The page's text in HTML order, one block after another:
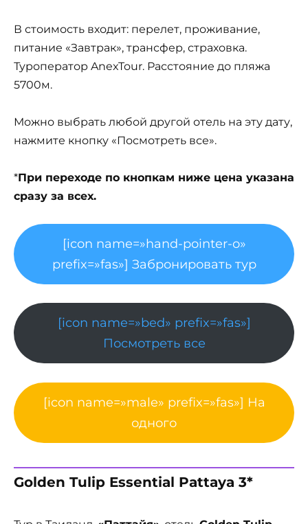
В стоимость входит: перелет, проживание,
питание «Завтрак», трансфер, страховка.
Туроператор AnexTour. Расстояние до пляжа
5700м.
Можно выбрать любой другой отель на эту дату,
нажмите кнопку «Посмотреть все».
*При переходе по кнопкам ниже цена указана
сразу за всех.
[icon name=»hand-pointer-o»
prefix=»fas»] Забронировать тур
[icon name=»bed» prefix=»fas»]
Посмотреть все
[icon name=»male» prefix=»fas»] На
одного
Golden Tulip Essential Pattaya 3*